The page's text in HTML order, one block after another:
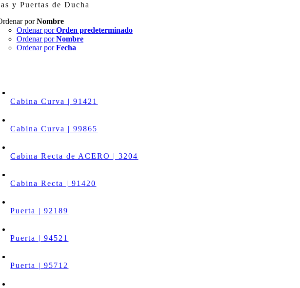
y Puertas de Ducha
porNombre
Ordenar porOrden predeterminado
Ordenar porNombre
Ordenar porFecha
Cabina Curva | 91421
Cabina Curva | 99865
Cabina Recta de ACERO | 3204
Cabina Recta | 91420
Puerta | 92189
Puerta | 94521
Puerta | 95712